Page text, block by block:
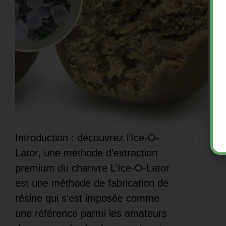
Introduction : découvrez l’Ice-O-
Lator, une méthode d’extraction
premium du chanvre L’Ice-O-Lator
est une méthode de fabrication de
résine qui s’est imposée comme
une référence parmi les amateurs